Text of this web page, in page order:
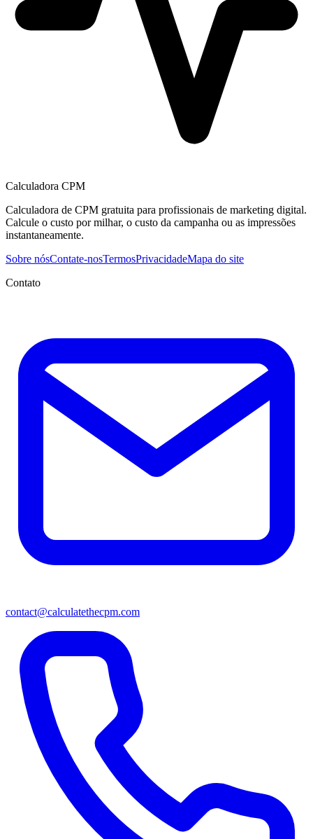
Calculadora CPM
Calculadora de CPM gratuita para profissionais de marketing digital.
Calcule o custo por milhar, o custo da campanha ou as impressões
instantaneamente.
Sobre nósContate-nosTermosPrivacidadeMapa do site
Contato
contact@calculatethecpm.com